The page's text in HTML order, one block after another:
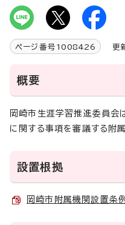
ページ番号 1008426 更新
概要
岡崎市生涯学習推進委員会
に関する事項を審議する附属
設置根拠
岡崎市附属機関設置